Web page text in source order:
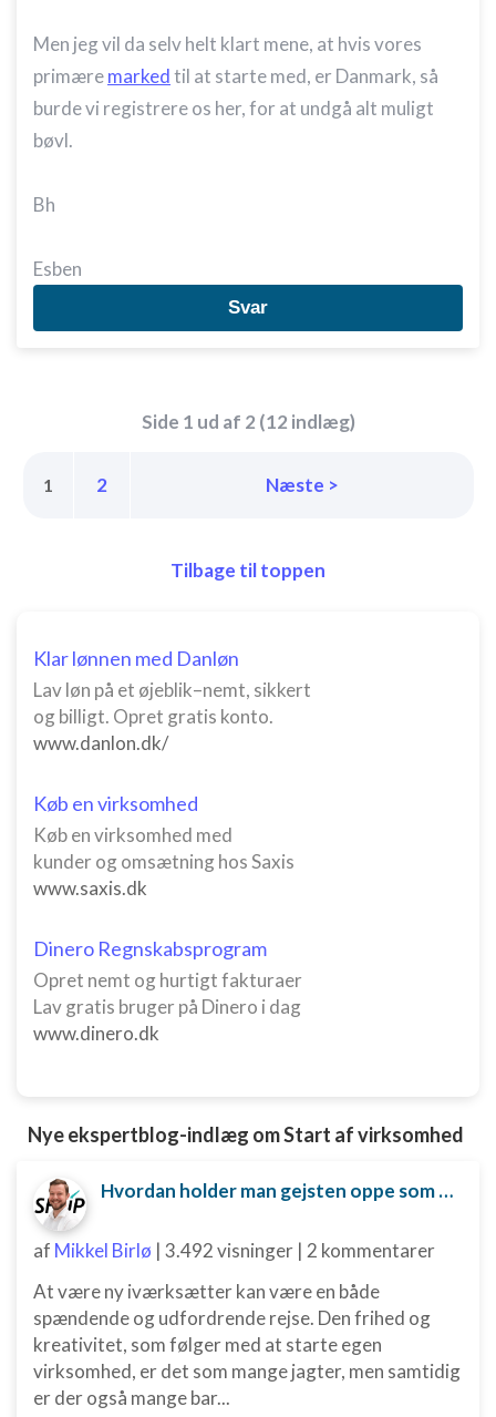
Men jeg vil da selv helt klart mene, at hvis vores
primæremarkedtil at starte med, er Danmark, så
burde vi registrere os her, for at undgå alt muligt
bøvl.
Bh
Esben
Svar
Side 1 ud af 2 (12 indlæg)
1 2 Næste >
Tilbage til toppen
Klar lønnen med Danløn
Lav løn på et øjeblik–nemt, sikkert
og billigt. Opret gratis konto.
www.danlon.dk/
Køb en virksomhed
Køb en virksomhed med
kunder og omsætning hos Saxis
www.saxis.dk
Dinero Regnskabsprogram
Opret nemt og hurtigt fakturaer
Lav gratis bruger på Dinero i dag
www.dinero.dk
Nye ekspertblog-indlæg om Start af virksomhed
Hvordan holder man gejsten oppe som ny iværksætter?
af Mikkel Birlø | 3.492 visninger | 2 kommentarer
At være ny iværksætter kan være en både
spændende og udfordrende rejse. Den frihed og
kreativitet, som følger med at starte egen
virksomhed, er det som mange jagter, men samtidig
er der også mange bar...
Ydeevne
Annoncering / marketing